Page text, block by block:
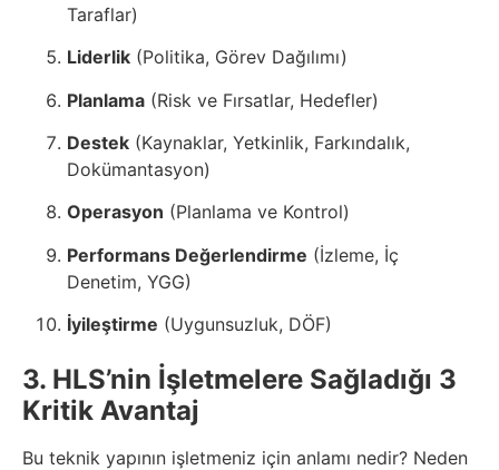
Taraflar)
Liderlik (Politika, Görev Dağılımı)
Planlama (Risk ve Fırsatlar, Hedefler)
Destek (Kaynaklar, Yetkinlik, Farkındalık,
Dokümantasyon)
Operasyon (Planlama ve Kontrol)
Performans Değerlendirme (İzleme, İç
Denetim, YGG)
İyileştirme (Uygunsuzluk, DÖF)
3. HLS’nin İşletmelere Sağladığı 3
Kritik Avantaj
Bu teknik yapının işletmeniz için anlamı nedir? Neden